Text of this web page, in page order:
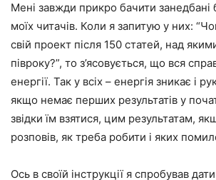
Мені завжди прикро бачити занедбані
моїх читачів. Коли я запитую у них:
свій проект після 150 статей, над
півроку?”, то з’ясовується, що вся
енергії. Так у всіх – енергія зникає і
якщо немає перших результатів у
звідки їм взятися, цим результатам,
розповів, як треба робити і яких
Ось в своїй інструкції я спробував